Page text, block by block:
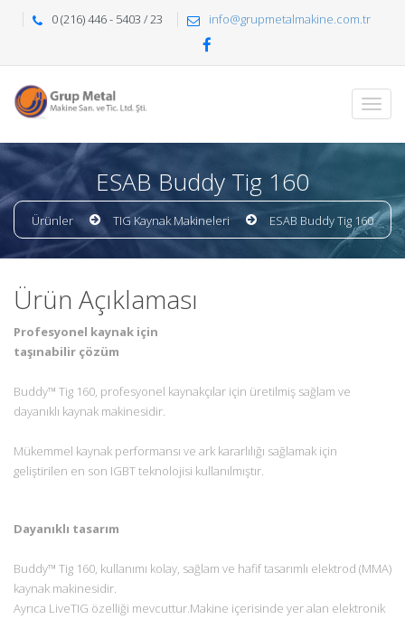
0 (216) 446 - 5403 / 23 info@grupmetalmakine.com.tr
ESAB Buddy Tig 160
Ürünler TIG Kaynak Makineleri ESAB Buddy Tig 160
Ürün Açıklaması
Profesyonel kaynak için
taşınabilir çözüm
Buddy™ Tig 160, profesyonel kaynakçılar için üretilmiş sağlam ve
dayanıklı kaynak makinesidir.
Mükemmel kaynak performansı ve ark kararlılığı sağlamak için
geliştirilen en son IGBT teknolojisi kullanılmıştır.
Dayanıklı tasarım
Buddy™ Tig 160, kullanımı kolay, sağlam ve hafif tasarımlı elektrod (MMA)
kaynak makinesidir.
Ayrıca LiveTIG özelliği mevcuttur.Makine içerisinde yer alan elektronik